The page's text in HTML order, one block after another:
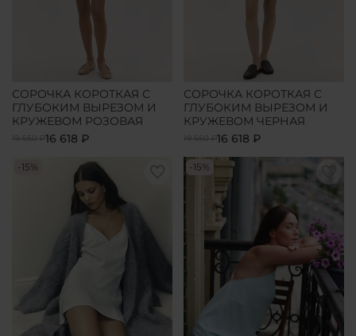
СОРОЧКА КОРОТКАЯ С
ГЛУБОКИМ ВЫРЕЗОМ И
КРУЖЕВОМ РОЗОВАЯ
19 550 ₽16 618 ₽
СОРОЧКА КОРОТКАЯ С
ГЛУБОКИМ ВЫРЕЗОМ И
КРУЖЕВОМ ЧЕРНАЯ
19 550 ₽16 618 ₽
-15% -15%